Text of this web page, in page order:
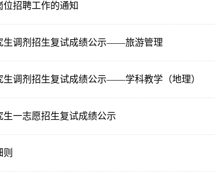
招聘工作的通知
生调剂招生复试成绩公示——旅游管理
生调剂招生复试成绩公示——学科教学（地理）
一志愿招生复试成绩公示